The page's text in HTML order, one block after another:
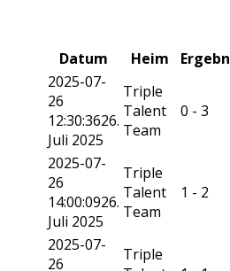
Datum Heim
2025-07-
26
12:30:3626.
Juli 2025
Triple
Talent
Team
0 - 3
2025-07-
26
14:00:0926.
Juli 2025
Triple
Talent
Team
1 - 2
2025-07-
26
Triple